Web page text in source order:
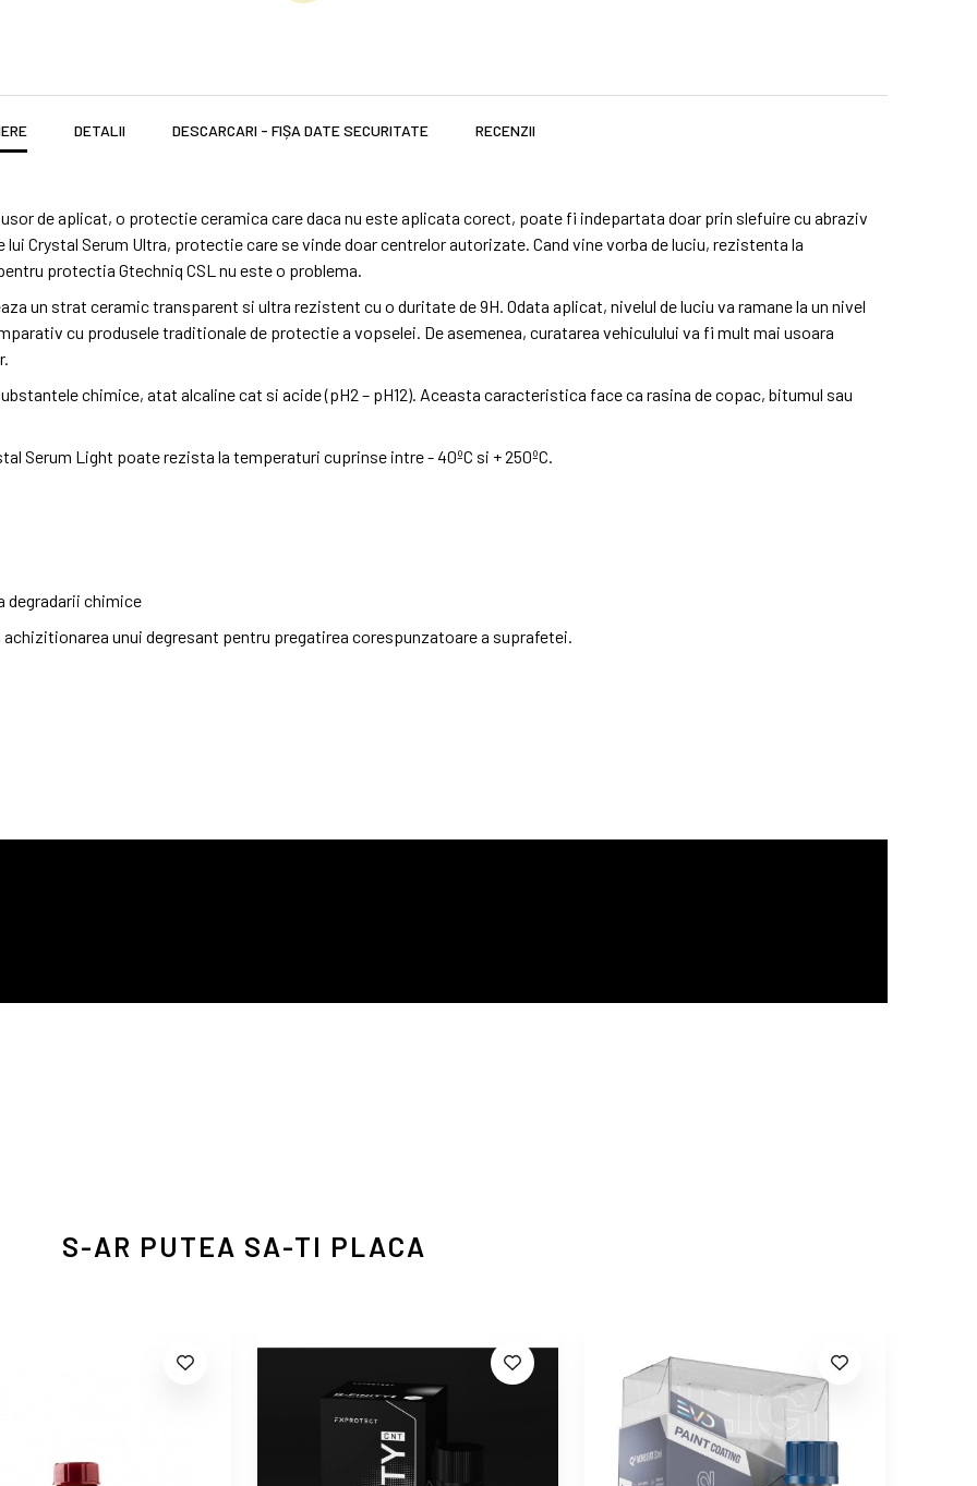
DETALII DESCARCARI - FIȘA DATE SECURITATE RECENZII
de aplicat, o protectie ceramica care daca nu este aplicata corect, poate fi indepartata doar prin slefuire cu abraziv
Crystal Serum Ultra, protectie care se vinde doar centrelor autorizate. Cand vine vorba de luciu, rezistenta la
protectia Gtechniq CSL nu este o problema.
un strat ceramic transparent si ultra rezistent cu o duritate de 9H. Odata aplicat, nivelul de luciu va ramane la un nivel
cu produsele traditionale de protectie a vopselei. De asemenea, curatarea vehiculului va fi mult mai usoara
chimice, atat alcaline cat si acide (pH2 – pH12). Aceasta caracteristica face ca rasina de copac, bitumul sau
Serum Light poate rezista la temperaturi cuprinse intre - 40ºC si + 250ºC.
degradarii chimice
unui degresant pentru pregatirea corespunzatoare a suprafetei.
S-AR PUTEA SA-TI PLACA